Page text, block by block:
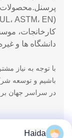
پرسنل.محصولات
کارخانجات،
دانشگاه ها و
با توجه به نیاز
باشیم و توسعه
در سراسر جهان بر
تیم کارخانه ما
Haida